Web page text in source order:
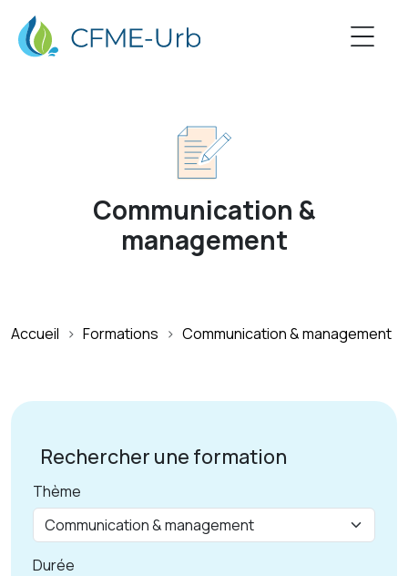
Communication &
management
Accueil Formations Communication & management
Rechercher une formation
Thème
Durée